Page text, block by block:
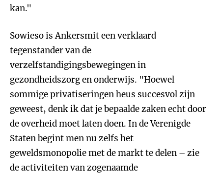
kan."
Sowieso is Ankersmit een verklaard
tegenstander van de
verzelfstandigingsbewegingen in
gezondheidszorg en onderwijs. "Hoewel
sommige privatiseringen heus succesvol zijn
geweest, denk ik dat je bepaalde zaken echt door
de overheid moet laten doen. In de Verenigde
Staten begint men nu zelfs het
geweldsmonopolie met de markt te delen – zie
de activiteiten van zogenaamde